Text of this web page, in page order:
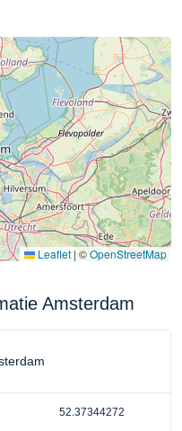
Leaflet | ©OpenStreetMap
Amsterdam
52.37344272